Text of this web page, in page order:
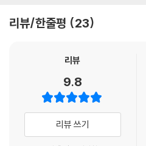
승우의 마음에 잔잔한 파도가 쳤다. 가
으로 돌아가야 할 때가 되었다고, 승우
승우가 공진을 보았다. 공진도 승우를
이 서로의 눈빛을 통해 각자의 마음으
고, 치밀어 오르는 감정들이 승우 안에
에 틀어박혔고 자연스럽게 공진은 모든
진다는 건 승우로서는 상상도 못한 일
사이가 되었는 걸 깨닫는다. 그러던 중
진을 찾아오고 사건은 걷잡을 수 없을
음을 주고받게 된 승우와 공진의 관계
리뷰/한줄평 23
리뷰
9.8
리뷰 쓰기